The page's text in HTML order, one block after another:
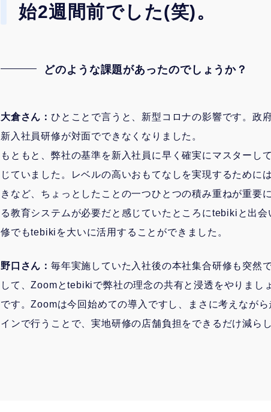
始2週間前でした(笑)。
どのような課題があったのでしょうか？
大倉さん： ひとことで言うと、新型コロナの影響です。政
新入社員研修が対面でできなくなりました。
もともと、弊社の基準を新入社員に早く確実にマスターし
じていました。レベルの高いおもてなしを実現するために
きなど、ちょっとしたことの一つひとつの積み重ねが重要
る教育システムが必要だと感じていたところにtebikiと出
修でもtebikiを大いに活用することができました。
野口さん： 毎年実施していた入社後の本社集合研修も突然
して、Zoomとtebikiで弊社の理念の共有と浸透をやりまし
です。Zoomは今回始めての導入ですし、まさに考えなが
インで行うことで、実地研修の店舗負担をできるだけ減ら